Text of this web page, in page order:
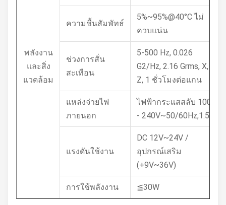
พลังงาน
และสิ่ง
แวดล้อม
ความชื้นสัมพัทธ์
5%~95%@40°C ไม่
ควบแน่น
ช่วงการสั่น
สะเทือน
5-500 Hz, 0.026
G2/Hz, 2.16 Grms, X, Y,
Z, 1 ชั่วโมงต่อแกน
แหล่งจ่ายไฟ
ภายนอก
ไฟฟ้ากระแสสลับ 100
- 240V~50/60Hz,1.5A
แรงดันใช้งาน
DC 12V~24V /
อุปกรณ์เสริม
(+9V~36V)
การใช้พลังงาน ≦30W